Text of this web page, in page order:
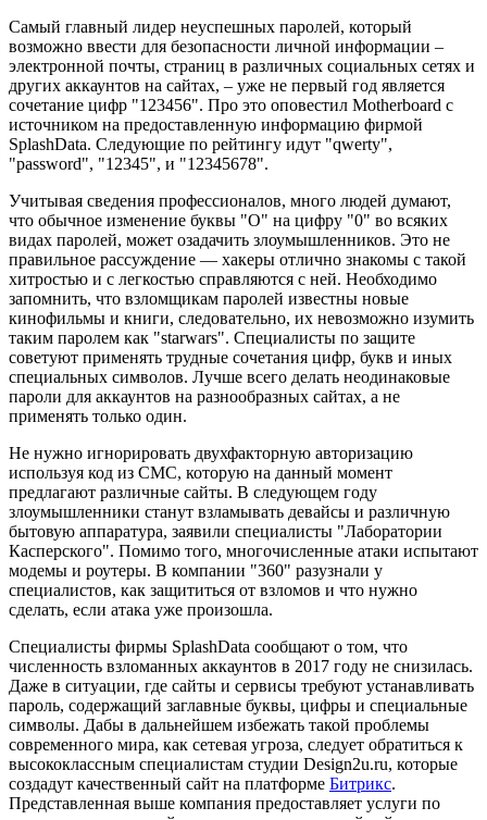
Самый главный лидер неуспешных паролей, который
возможно ввести для безопасности личной информации –
электронной почты, страниц в различных социальных сетях и
других аккаунтов на сайтах, – уже не первый год является
сочетание цифр "123456". Про это оповестил Motherboard с
источником на предоставленную информацию фирмой
SplashData. Следующие по рейтингу идут "qwerty",
"password", "12345", и "12345678".
Учитывая сведения профессионалов, много людей думают,
что обычное изменение буквы "О" на цифру "0" во всяких
видах паролей, может озадачить злоумышленников. Это не
правильное рассуждение — хакеры отлично знакомы с такой
хитростью и с легкостью справляются с ней. Необходимо
запомнить, что взломщикам паролей известны новые
кинофильмы и книги, следовательно, их невозможно изумить
таким паролем как "starwars". Специалисты по защите
советуют применять трудные сочетания цифр, букв и иных
специальных символов. Лучше всего делать неодинаковые
пароли для аккаунтов на разнообразных сайтах, а не
применять только один.
Не нужно игнорировать двухфакторную авторизацию
используя код из СМС, которую на данный момент
предлагают различные сайты. В следующем году
злоумышленники станут взламывать девайсы и различную
бытовую аппаратура, заявили специалисты "Лаборатории
Касперского". Помимо того, многочисленные атаки испытают
модемы и роутеры. В компании "360" разузнали у
специалистов, как защититься от взломов и что нужно
сделать, если атака уже произошла.
Специалисты фирмы SplashData сообщают о том, что
численность взломанных аккаунтов в 2017 году не снизилась.
Даже в ситуации, где сайты и сервисы требуют устанавливать
пароль, содержащий заглавные буквы, цифры и специальные
символы. Дабы в дальнейшем избежать такой проблемы
современного мира, как сетевая угроза, следует обратиться к
высококлассным специалистам студии Design2u.ru, которые
создадут качественный сайт на платформе Битрикс.
Представленная выше компания предоставляет услуги по